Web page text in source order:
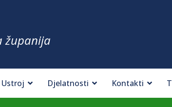
županija
Ustroj Djelatnosti Kontakti